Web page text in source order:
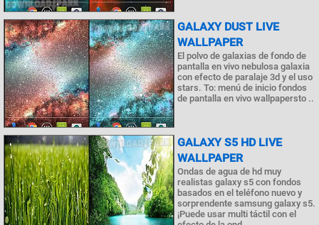
GALAXY DUST LIVE
WALLPAPER
El polvo de galaxias de fondo de
pantalla en vivo nebulosa galaxia
con efecto de paralaje 3d y el uso
stars. To: menú de inicio fondos
de pantalla en vivo wallpapersto ..
GALAXY S5 HD LIVE
WALLPAPER
Ondas de agua de hd muy
realistas galaxy s5 con fondos
basados en el teléfono nuevo y
sorprendente samsung galaxy s5.
¡Puede usar multi táctil con el